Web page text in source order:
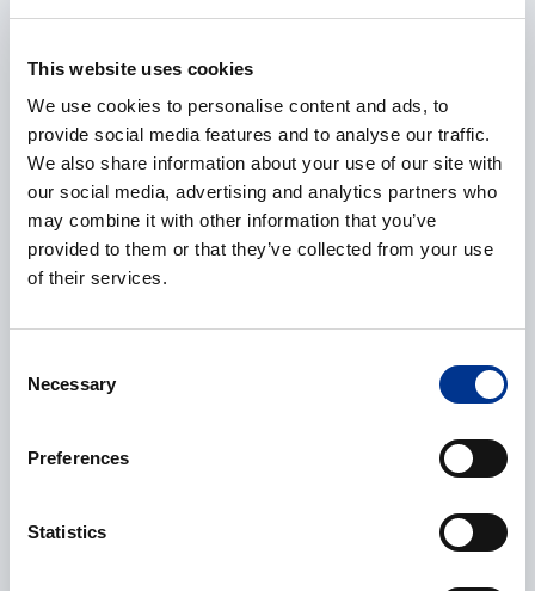
This website uses cookies
We use cookies to personalise content and ads, to
provide social media features and to analyse our traffic.
We also share information about your use of our site with
our social media, advertising and analytics partners who
may combine it with other information that you’ve
provided to them or that they’ve collected from your use
of their services.
Selection
Necessary
Preferences
Statistics
Selskap *
E-post *
Telefonnummer